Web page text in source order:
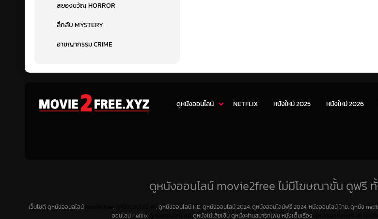
สยองขวัญ HORROR
ลึกลับ MYSTERY
อาชญากรรม CRIME
ดูหนังออนไลน์ NETFLIX หนังใหม่ 2025 หนังใหม่ 2026
ดูหนังออนไลน์ movie2free ไม่มีโฆษณาขั้น ดูฟรี ทั้
เว็บไซต์ ดูหนังออนลไลน์ ,
, ดูหนังออนไลน์ HD, ดูหนังออนไลน์ 2024, ดูหนังออนไลน์ฟรี 2024, หนังออนไลน์ ไทย, ดูหนัง
ออนไลน์ netflix
ดูหนังไม่เสียเงิน ดูหนังผ่านสมาร์ทโฟน หนังเต็มเรื่อง